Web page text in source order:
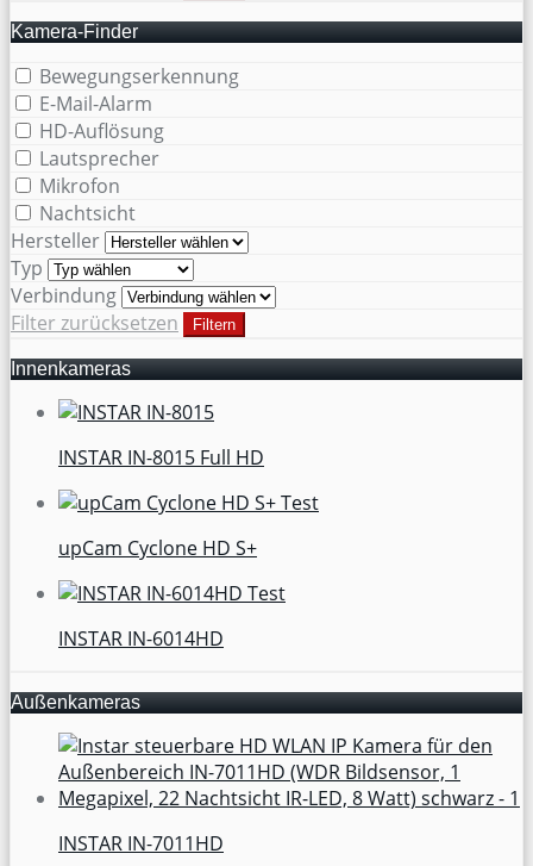
Kamera-Finder
Bewegungserkennung
E-Mail-Alarm
HD-Auflösung
Lautsprecher
Mikrofon
Nachtsicht
Hersteller
Typ
Verbindung
Filter zurücksetzen
Filtern
Innenkameras
INSTAR IN-8015 Full HD
upCam Cyclone HD S+
INSTAR IN-6014HD
Außenkameras
INSTAR IN-7011HD